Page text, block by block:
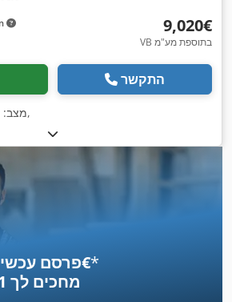
‏9,020 ‏€
VB בתוספת מע"מ
התקשר
מצב:,
פרסם עכשיו החל מ־‏4.49 ‏€*
מחכים לך 11